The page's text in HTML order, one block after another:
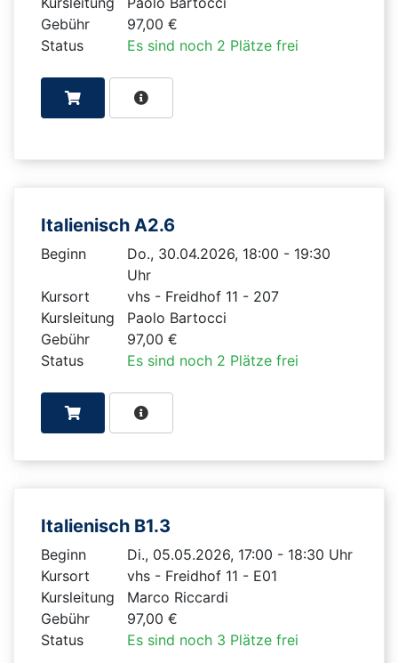
Gebühr
97,00 €
Status
Es sind noch 2 Plätze frei
Italienisch A2.6
Beginn
Do., 30.04.2026, 18:00 - 19:30
Uhr
Kursort
vhs - Freidhof 11 - 207
Kursleitung
Paolo Bartocci
Gebühr
97,00 €
Status
Es sind noch 2 Plätze frei
Italienisch B1.3
Beginn
Di., 05.05.2026, 17:00 - 18:30 Uhr
Kursort
vhs - Freidhof 11 - E01
Kursleitung
Marco Riccardi
Gebühr
97,00 €
Status
Es sind noch 3 Plätze frei